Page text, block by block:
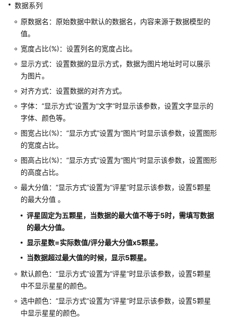
导
航
图
表
组
管
理
交
设
置
数
接
入
数
中
心
资
数据系列
原数据名：原始数据中默认的数据名，内容来源于数据模型的
值。
宽度占比(%)：设置列名的宽度占比。
显示方式：设置数据的显示方式，数据为图片地址时可以展示
为图片。
对齐方式：设置数据的对齐方式。
字体： “显示方式”设置为“文字”时显示该参数，设置文字显示的
字体、颜色等。
图宽占比(%)： “显示方式”设置为“图片”时显示该参数，设置图形
的宽度占比。
图高占比(%)： “显示方式”设置为“图片”时显示该参数，设置图形
的高度占比。
最大分值： “显示方式”设置为“评星”时显示该参数，设置5颗星
的最大分值 。
评星固定为五颗星，当数据的最大值不等于5时，需填写数据
的最大分值。
显示星数=实际数值/评分最大分值x5颗星。
当数据超过最大值的时候，显示5颗星。
默认颜色： “显示方式”设置为“评星”时显示该参数，设置5颗星
中不显示星星的颜色。
选中颜色： “显示方式”设置为“评星”时显示该参数，设置5颗星
中显示星星的颜色。